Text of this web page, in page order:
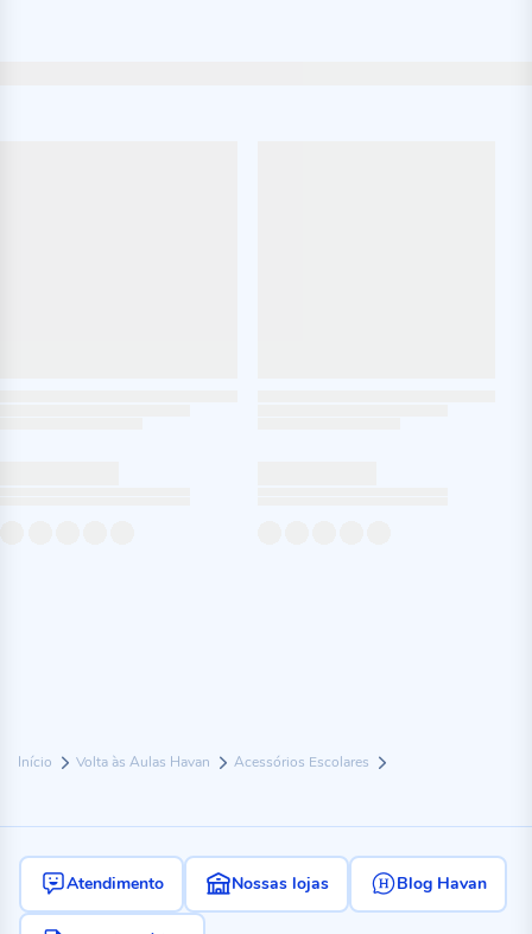
Início Volta às Aulas Havan Acessórios Escolares
Atendimento Nossas lojas Blog Havan